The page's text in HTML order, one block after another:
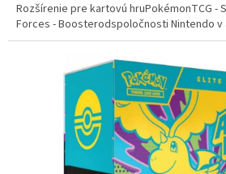
Rozšírenie pre kartovú hruPokémonTCG -
Forces - Boosterodspoločnosti Nintendo v